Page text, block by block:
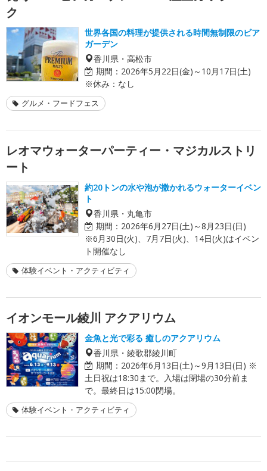
ク
世界各国の料理が提供される時間無制限のビア
ガーデン
香川県・高松市
期間： 2026年5月22日(金)～10月17日(土)
※休み：なし
グルメ・フードフェス
レオマウォーターパーティー・マジカルストリ
ート
約20トンの水や泡が撒かれるウォーターイベン
ト
香川県・丸亀市
期間： 2026年6月27日(土)～8月23日(日)
※6月30日(火)、7月7日(火)、14日(火)はイベン
ト開催なし
体験イベント・アクティビティ
イオンモール綾川 アクアリウム
金魚と光で彩る 癒しのアクアリウム
香川県・綾歌郡綾川町
期間： 2026年6月13日(土)～9月13日(日) ※
土日祝は18:30まで。入場は閉場の30分前ま
で。最終日は15:00閉場。
体験イベント・アクティビティ